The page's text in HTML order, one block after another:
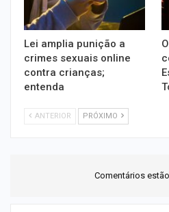
Lei amplia punição a
crimes sexuais online
contra crianças;
entenda
ANTERIOR PRÓXIMO
Comentários